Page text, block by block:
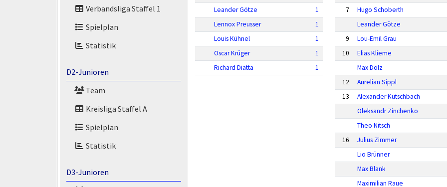
Verbandsliga Staffel 1
Spielplan
Statistik
D2-Junioren
Team
Kreisliga Staffel A
Spielplan
Statistik
D3-Junioren
Leander Götze
1
Lennox Preusser
1
Louis Kühnel
1
Oscar Krüger
1
Richard Diatta
1
7
Hugo Schoberth
Leander Götze
9
Lou-Emil Grau
10
Elias Klieme
Max Dölz
12
Aurelian Sippl
13
Alexander Kutschbach
Oleksandr Zinchenko
Theo Nitsch
16
Julius Zimmer
Lio Brünner
Max Blank
Maximilian Raue